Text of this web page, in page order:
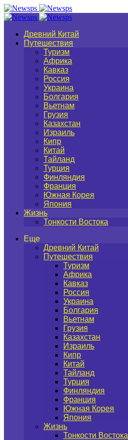
Древний Китай
Путешествия
Туризм
Африка
Кавказ
Россия
Украина
Болгария
Вьетнам
Грузия
Казахстан
Израиль
Кипр
Китай
Тайланд
Турция
Финляндия
Франция
Южная Корея
Япония
Жизнь
Тонкости Востока
Еще
Древний Китай
Путешествия
Туризм
Африка
Кавказ
Россия
Украина
Болгария
Вьетнам
Грузия
Казахстан
Израиль
Кипр
Китай
Тайланд
Турция
Финляндия
Франция
Южная Корея
Япония
Жизнь
Тонкости Востока